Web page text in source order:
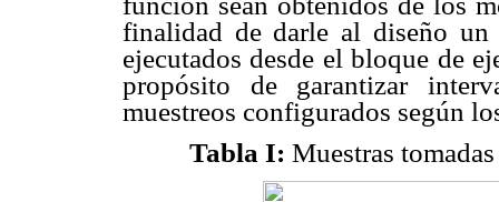
finalidad de darle al diseño un
ejecutados desde el bloque de
propósito de garantizar
muestreos configurados según
Tabla I: Muestras